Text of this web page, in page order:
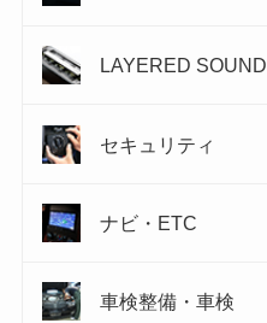
LAYERED SOUND
セキュリティ
ナビ・ETC
車検整備・車検